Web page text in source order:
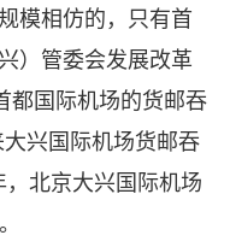
模相仿的，只有首
）管委会发展改革
都国际机场的货邮吞
兴国际机场货邮吞
北京大兴国际机场